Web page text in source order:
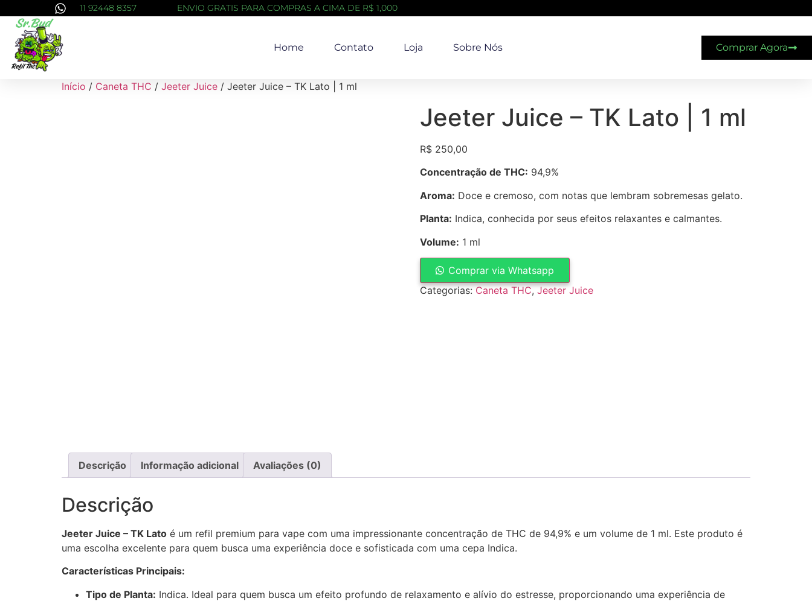
11 92448 8357 ENVIO GRATIS PARA COMPRAS A CIMA DE R$ 1,000
Home Contato Loja Sobre Nós Comprar Agora
Início / Caneta THC / Jeeter Juice / Jeeter Juice – TK Lato | 1 ml
Jeeter Juice – TK Lato | 1 ml
R$250,00
Concentração de THC: 94,9%
Aroma: Doce e cremoso, com notas que lembram sobremesas gelato.
Planta: Indica, conhecida por seus efeitos relaxantes e calmantes.
Volume: 1 ml
Comprar via Whatsapp
Categorias:Caneta THC,Jeeter Juice
Descrição Informação adicional Avaliações (0)
Descrição
Jeeter Juice – TK Lato é um refil premium para vape com uma impressionante concentração de THC de 94,9% e um volume de 1 ml. Este produto é
uma escolha excelente para quem busca uma experiência doce e sofisticada com uma cepa Indica.
Características Principais:
Tipo de Planta: Indica. Ideal para quem busca um efeito profundo de relaxamento e alívio do estresse, proporcionando uma experiência de